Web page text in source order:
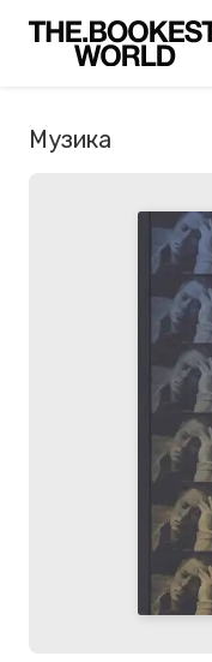
Музика